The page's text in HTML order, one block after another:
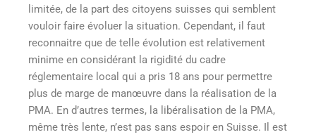
limitée, de la part des citoyens suisses qui semblent
vouloir faire évoluer la situation. Cependant, il faut
reconnaitre que de telle évolution est relativement
minime en considérant la rigidité du cadre
réglementaire local qui a pris 18 ans pour permettre
plus de marge de manœuvre dans la réalisation de la
PMA. En d’autres termes, la libéralisation de la PMA,
même très lente, n’est pas sans espoir en Suisse. Il est